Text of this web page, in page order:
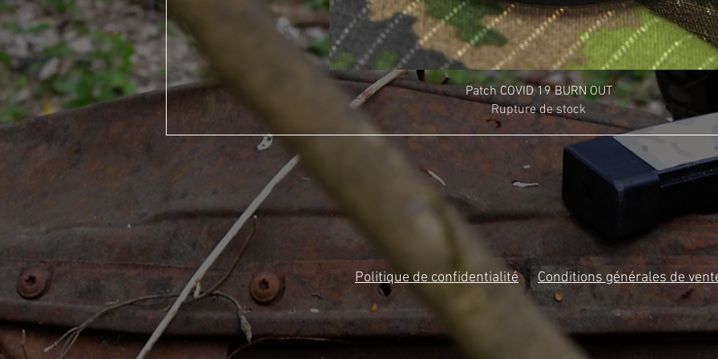
Patch COVID 19 BURN OUT
Rupture de stock
Politique de confidentialité Conditions générales de